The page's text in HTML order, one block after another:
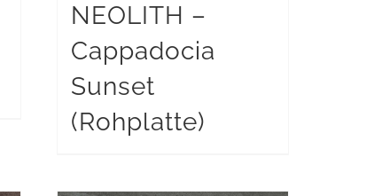
NEOLITH –
Cappadocia
Sunset
(Rohplatte)